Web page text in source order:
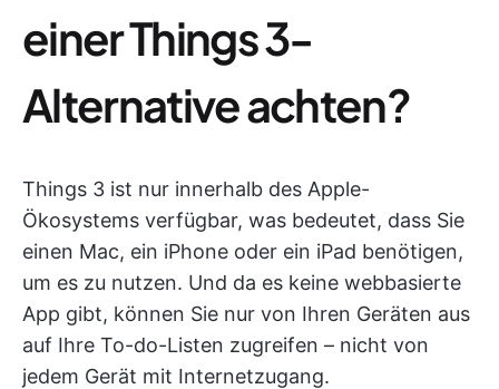
einer Things 3-
Alternative achten?
Things 3 ist nur innerhalb des Apple-
Ökosystems verfügbar, was bedeutet, dass Sie
einen Mac, ein iPhone oder ein iPad benötigen,
um es zu nutzen. Und da es keine webbasierte
App gibt, können Sie nur von Ihren Geräten aus
auf Ihre To-do-Listen zugreifen – nicht von
jedem Gerät mit Internetzugang.